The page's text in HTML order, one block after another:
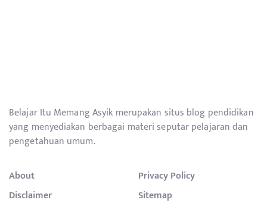
Belajar Itu Memang Asyik merupakan situs blog pendidikan
yang menyediakan berbagai materi seputar pelajaran dan
pengetahuan umum.
About
Privacy Policy
Disclaimer
Sitemap